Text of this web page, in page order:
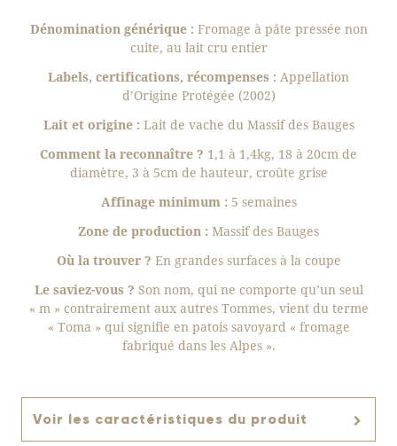
Dénomination générique : Fromage à pâte pressée non
cuite, au lait cru entier
Labels, certifications, récompenses : Appellation
d’Origine Protégée (2002)
Lait et origine : Lait de vache du Massif des Bauges
Comment la reconnaître ? 1,1 à 1,4kg, 18 à 20cm de
diamètre, 3 à 5cm de hauteur, croûte grise
Affinage minimum : 5 semaines
Zone de production : Massif des Bauges
Où la trouver ? En grandes surfaces à la coupe
Le saviez-vous ? Son nom, qui ne comporte qu’un seul
« m » contrairement aux autres Tommes, vient du terme
« Toma » qui signifie en patois savoyard « fromage
fabriqué dans les Alpes ».
Voir les caractéristiques du produit